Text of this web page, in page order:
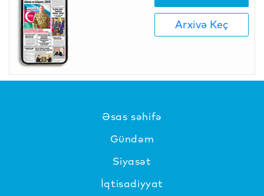
Arxivə Keç
Əsas səhifə
Gündəm
Siyasət
İqtisadiyyat